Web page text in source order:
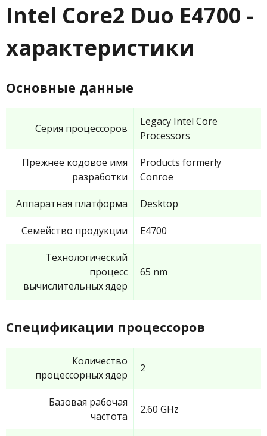
Intel Core2 Duo E4700 -
характеристики
Основные данные
Серия процессоров
Legacy Intel Core
Processors
Прежнее кодовое имя
разработки
Products formerly
Conroe
Аппаратная платформа Desktop
Семейство продукции E4700
Технологический
процесс
вычислительных ядер
65 nm
Спецификации процессоров
Количество
процессорных ядер
2
Базовая рабочая
частота
2.60 GHz